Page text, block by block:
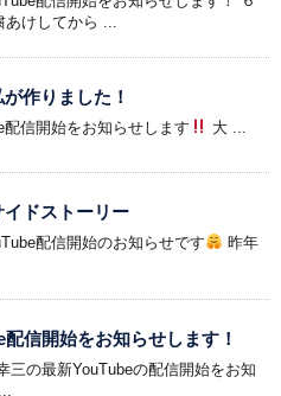
けしてから ...
作りました！
配信開始をお知らせします 大 ...
イドストーリー
配信開始のお知らせです
昨年
信開始をお知らせします！
三の最新YouTubeの配信開始をお知